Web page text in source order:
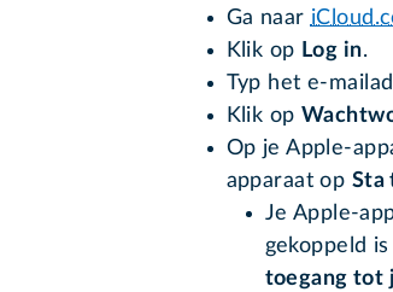
Ga naar
Klik op Log in.
Typ het e-
Klik op
Op je Apple-
apparaat op Sta
Je Apple-
gekoppeld
toegang tot